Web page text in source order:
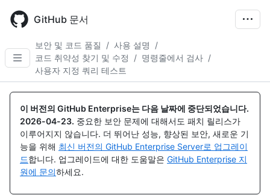
main
GitHub 문서
보안 및 코드 품질 / 사용 설명
/
코드 취약성 찾기 및 수정
/ 명령줄에서 검사 /
사용자 지정 쿼리 테스트
이 버전의 GitHub Enterprise는 다음 날짜에 중단되었습니다.
2026-04-23. 중요한 보안 문제에 대해서도 패치 릴리스가
이루어지지 않습니다. 더 뛰어난 성능, 향상된 보안, 새로운 기
능을 위해 최신 버전의 GitHub Enterprise Server로 업그레이
드합니다. 업그레이드에 대한 도움말은 GitHub Enterprise 지
원에 문의하세요.